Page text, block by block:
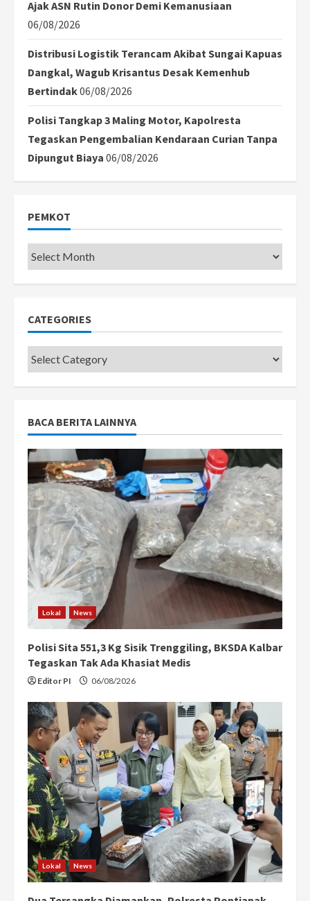
Ajak ASN Rutin Donor Demi Kemanusiaan
06/08/2026
Distribusi Logistik Terancam Akibat Sungai Kapuas
Dangkal, Wagub Krisantus Desak Kemenhub
Bertindak06/08/2026
Polisi Tangkap 3 Maling Motor, Kapolresta
Tegaskan Pengembalian Kendaraan Curian Tanpa
Dipungut Biaya 06/08/2026
PEMKOT
Pemkot
CATEGORIES
Categories
BACA BERITA LAINNYA
Lokal News
Polisi Sita 551,3 Kg Sisik Trenggiling, BKSDA Kalbar
Tegaskan Tak Ada Khasiat Medis
Editor PI 06/08/2026
Lokal News